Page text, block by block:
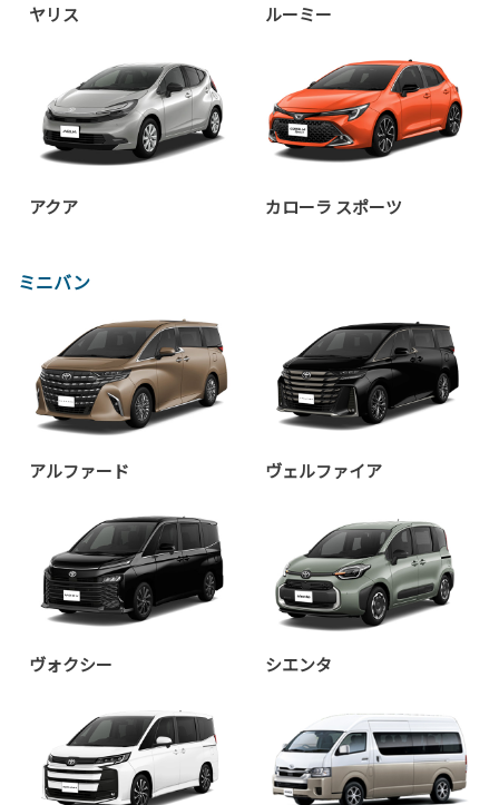
ヤリス ルーミー
アクア カローラ スポーツ
ミニバン
アルファード ヴェルファイア
ヴォクシー シエンタ